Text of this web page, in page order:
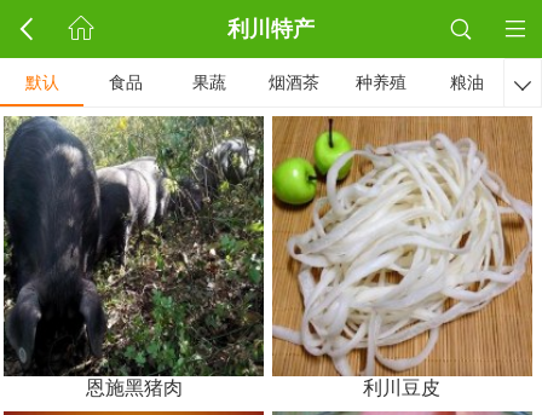
利川特产
默认 食品 果蔬 烟酒茶 种养殖 粮油 
恩施黑猪肉 利川豆皮